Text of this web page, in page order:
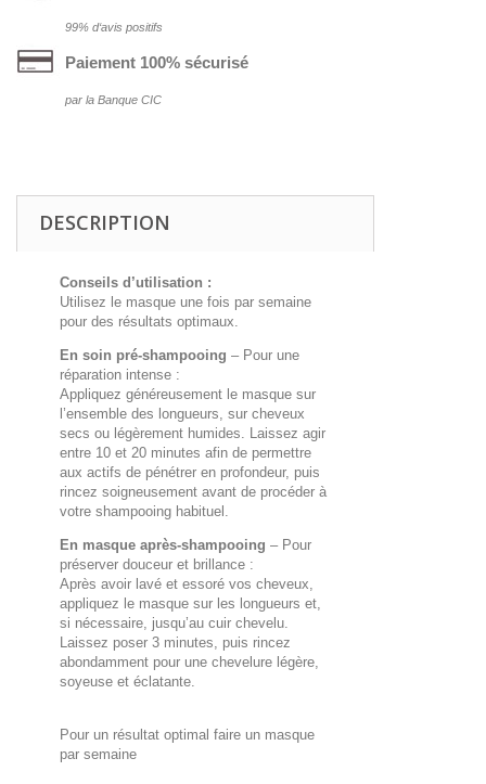
99% d‘avis positifs
Paiement 100% sécurisé
par la Banque CIC
DESCRIPTION
Conseils d’utilisation :
Utilisez le masque une fois par semaine
pour des résultats optimaux.
En soin pré-shampooing – Pour une
réparation intense :
Appliquez généreusement le masque sur
l’ensemble des longueurs, sur cheveux
secs ou légèrement humides. Laissez agir
entre 10 et 20 minutes afin de permettre
aux actifs de pénétrer en profondeur, puis
rincez soigneusement avant de procéder à
votre shampooing habituel.
En masque après-shampooing – Pour
préserver douceur et brillance :
Après avoir lavé et essoré vos cheveux,
appliquez le masque sur les longueurs et,
si nécessaire, jusqu’au cuir chevelu.
Laissez poser 3 minutes, puis rincez
abondamment pour une chevelure légère,
soyeuse et éclatante.
Pour un résultat optimal faire un masque
par semaine